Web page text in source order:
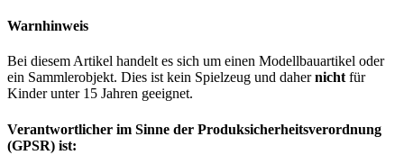
Warnhinweis
Bei diesem Artikel handelt es sich um einen Modellbauartikel oder
ein Sammlerobjekt. Dies ist kein Spielzeug und dahernicht für
Kinder unter 15 Jahren geeignet.
Verantwortlicher im Sinne der Produksicherheitsverordnung
(GPSR) ist: